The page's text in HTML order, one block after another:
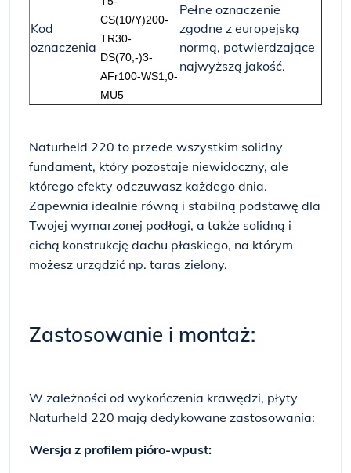
Kod
oznaczenia
CS(10/Y)200-
TR30-
DS(70,-)3-
AFr100-WS1,0-
MU5
Pełne oznaczenie
zgodne z europejską
normą, potwierdzające
najwyższą jakość.
Naturheld 220 to przede wszystkim solidny
fundament, który pozostaje niewidoczny, ale
którego efekty odczuwasz każdego dnia.
Zapewnia idealnie równą i stabilną podstawę dla
Twojej wymarzonej podłogi, a także solidną i
cichą konstrukcję dachu płaskiego, na którym
możesz urządzić np. taras zielony.
Zastosowanie i montaż:
W zależności od wykończenia krawędzi, płyty
Naturheld 220 mają dedykowane zastosowania:
Wersja z profilem pióro-wpust: